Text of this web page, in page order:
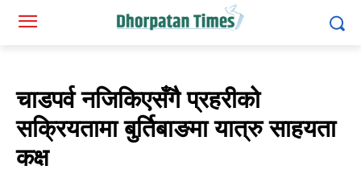
चाडपर्व नजिकिएसँगै प्रहरीको
सक्रियतामा बुर्तिबाङमा यात्रु साहयता
कक्ष